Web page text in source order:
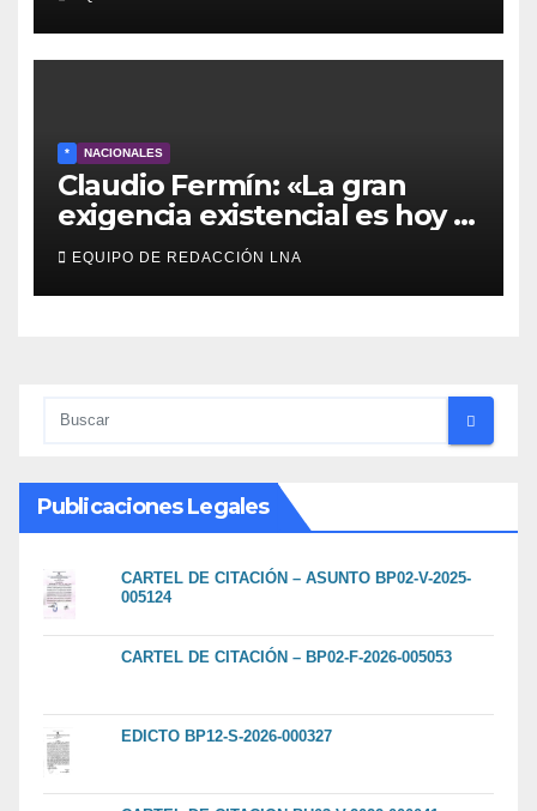
Intercomunal
* NACIONALES
Claudio Fermín: «La gran
exigencia existencial es hoy la
defensa de la soberanía»
EQUIPO DE REDACCIÓN LNA
Publicaciones Legales
CARTEL DE CITACIÓN – ASUNTO BP02-V-2025-
005124
CARTEL DE CITACIÓN – BP02-F-2026-005053
EDICTO BP12-S-2026-000327